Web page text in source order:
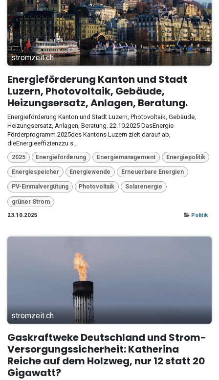
stromzeit.ch
Energieförderung Kanton und Stadt
Luzern, Photovoltaik, Gebäude,
Heizungsersatz, Anlagen, Beratung.
Energieförderung Kanton und Stadt Luzern, Photovoltaik, Gebäude,
Heizungsersatz, Anlagen, Beratung. 22.10.2025 DasEnergie-
Förderprogramm 2025des Kantons Luzern zielt darauf ab,
dieEnergieeffizienzzu s...
2025 Energieförderung Energiemanagement Energiepolitik
Energiespeicher Energiewende Erneuerbare Energien
PV-Einmalvergütung Photovoltaik Solarenergie
grüner Strom
23.10.2025
Politik
stromzeit.ch
Gaskraftweke Deutschland und Strom-
Versorgungssicherheit: Katherina
Reiche auf dem Holzweg, nur 12 statt 20
Gigawatt?